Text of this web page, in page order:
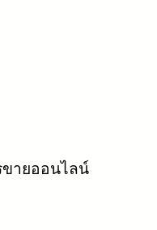
ายออนไลน์